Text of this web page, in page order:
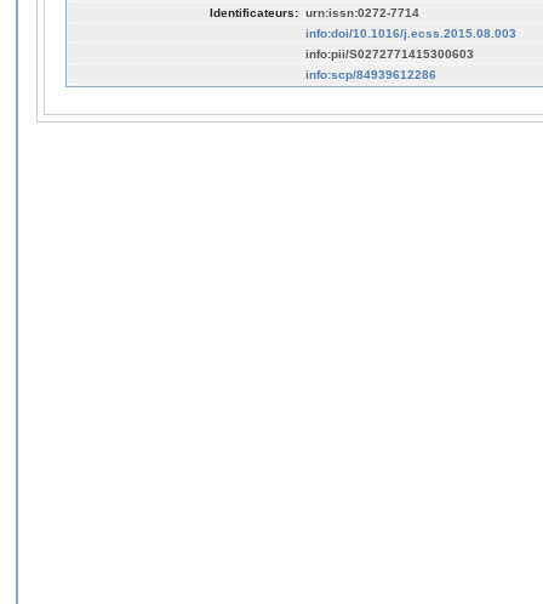
Identificateurs: urn:issn:0272-7714
info:doi/10.1016/j.ecss.2015.08.003
info:pii/S0272771415300603
info:scp/84939612286